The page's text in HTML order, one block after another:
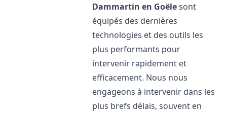
Dammartin en Goëlesont
équipés des dernières
technologies et des outils les
plus performants pour
intervenir rapidement et
efficacement. Nous nous
engageons à intervenir dans les
plus brefs délais, souvent en